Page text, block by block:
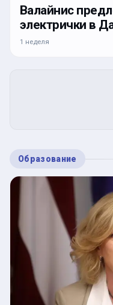
Валайнис
электрички в
1 неделя
Образование